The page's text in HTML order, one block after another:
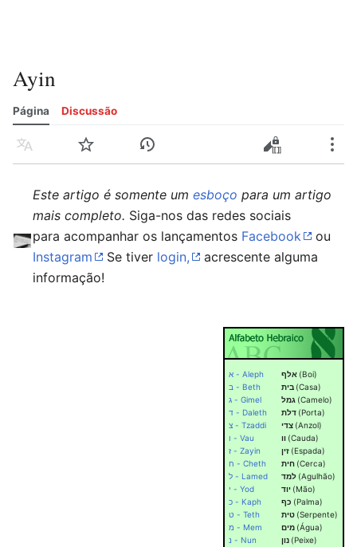
Ayin
Página Discussão
Idioma Vigiar Histórico Editar código-fonte
Este artigo é somente um esboço para um artigo
mais completo. Siga-nos das redes sociais
para acompanhar os lançamentos Facebook
ou
Instagram
Se tiver login,
acrescente alguma
informação!
א - Aleph
ב - Beth
ג - Gimel
ד - Daleth
צ - Tzaddi
ו - Vau
ז - Zayin
ח - Cheth
ל - Lamed
י - Yod
כ - Kaph
ט - Teth
מ - Mem
נ - Nun
(Boi)
(Casa)
(Camelo)
(Porta)
(Anzol)
(Cauda)
(Espada)
(Cerca)
(Agulhão)
(Mão)
(Palma)
(Serpente)
(Água)
(Peixe)